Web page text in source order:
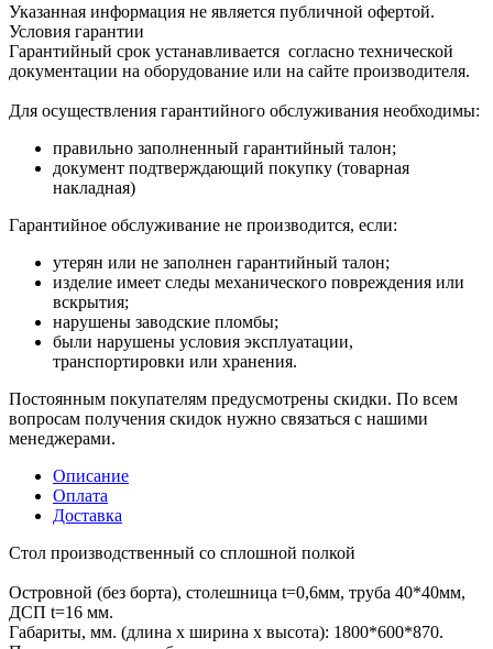
Указанная информация не является публичной офертой.
Условия гарантии
Гарантийный срок устанавливается согласно технической
документации на оборудование или на сайте производителя.
Для осуществления гарантийного обслуживания необходимы:
правильно заполненный гарантийный талон;
документ подтверждающий покупку (товарная
накладная)
Гарантийное обслуживание не производится, если:
утерян или не заполнен гарантийный талон;
изделие имеет следы механического повреждения или
вскрытия;
нарушены заводские пломбы;
были нарушены условия эксплуатации,
транспортировки или хранения.
Постоянным покупателям предусмотрены скидки. По всем
вопросам получения скидок нужно связаться с нашими
менеджерами.
Описание
Оплата
Доставка
Стол производственный со сплошной полкой
Островной (без борта), столешница t=0,6мм, труба 40*40мм,
ДСП t=16 мм.
Габариты, мм. (длина х ширина х высота): 1800*600*870.